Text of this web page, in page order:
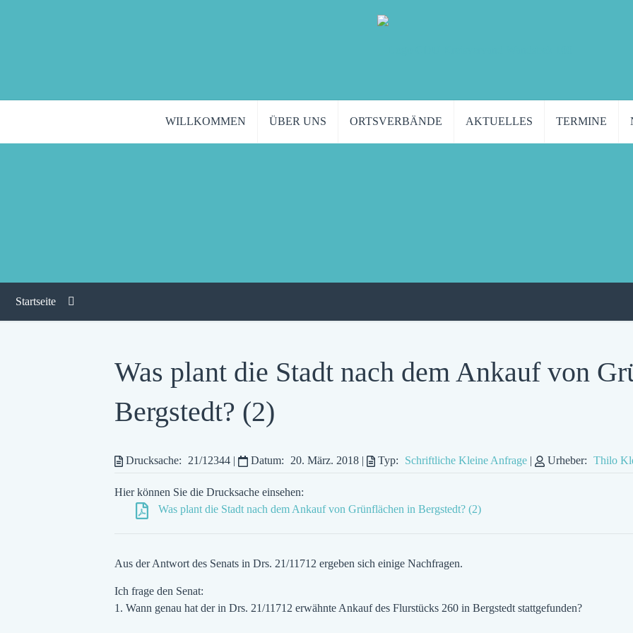
WILLKOMMEN ÜBER UNS ORTSVERBÄNDE AKTUELLES TERMINE
Startseite
Was plant die Stadt nach dem Ankauf von
Bergstedt? (2)
Drucksache: 21/12344 | Datum: 20. März. 2018 | Typ: Schriftliche Kleine Anfrage | Urheber: Thilo
Hier können Sie die Drucksache einsehen:
Was plant die Stadt nach dem Ankauf von Grünflächen in Bergstedt? (2)
Aus der Antwort des Senats in Drs. 21/11712 ergeben sich einige Nachfragen.
Ich frage den Senat:
1. Wann genau hat der in Drs. 21/11712 erwähnte Ankauf des Flurstücks 260 in Bergstedt stattgefunden?